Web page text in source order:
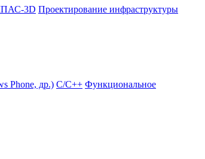
3D Проектирование инфраструктуры
Phone, др.) С/С++ Функциональное